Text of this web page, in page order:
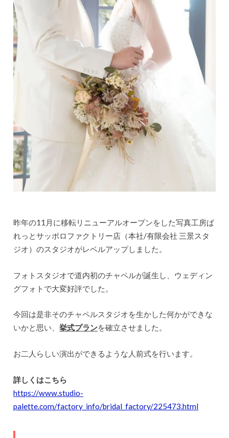
昨年の11月に移転リニューアルオープンをした写真工房ぱ
れっとサッポロファクトリー店（本社/有限会社 三景スタ
ジオ）のスタジオがレベルアップしました。
フォトスタジオで道内初のチャペルが誕生し、ウェディン
グフォトで大変好評でした。
今回は是非そのチャペルスタジオを生かした何かができな
いかと思い、挙式プランを確立させました。
お二人らしい演出ができるような人前式を行います。
詳しくはこちら
https://www.studio-
palette.com/factory_info/bridal_factory/225473.html